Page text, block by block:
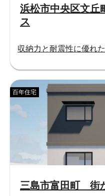
浜松市中央区文
ス
収納力と耐震性に優れ
三島市富田町 街
百年住宅